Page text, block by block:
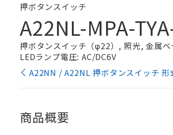
押ボタンスイッチ
A22NL-MPA-
押ボタンスイッチ（φ22）, 照光, 金属
LEDランプ電圧: AC/DC6V
A22NN / A22NL 押ボタンスイッチ 形
商品概要